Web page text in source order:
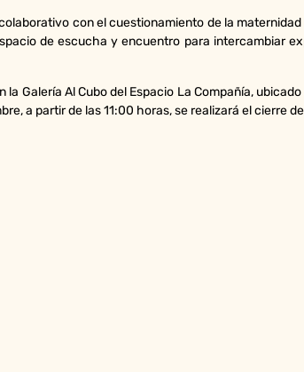
con el cuestionamiento de la
de escucha y encuentro para intercambiar
Galería Al Cubo del Espacio La Compañía,
a partir de las 11:00 horas, se realizará el cierre